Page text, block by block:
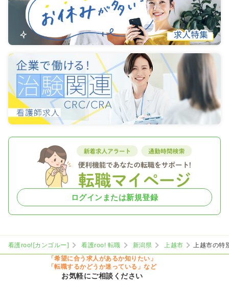
ログインまたは新規登録
看護roo![カンゴルー] 看護roo! 転職 新潟県 上越市
上越市の特
「希望に合う求人があるか知りたい」
「転職するかどうか迷っている」など
お気軽にご相談ください